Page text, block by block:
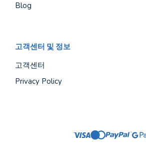
Blog
고객센터 및 정보
고객센터
Privacy Policy